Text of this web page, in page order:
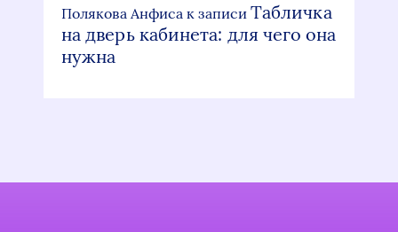
Полякова Анфиса к записиТабличка
на дверь кабинета: для чего она
нужна